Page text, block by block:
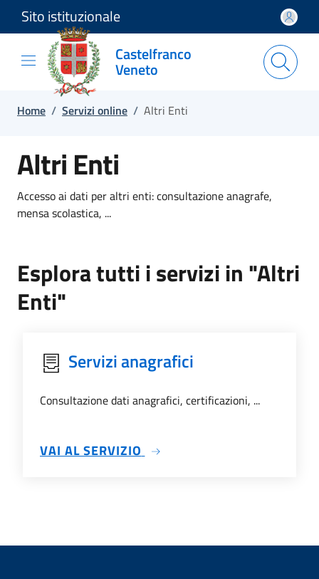
Salta e vai al contenuto
Salta e vai al footer
Sito istituzionale
Castelfranco
Veneto
Home / Servizi online / Altri Enti
Altri Enti
Accesso ai dati per altri enti: consultazione anagrafe,
mensa scolastica, ...
Esplora tutti i servizi in "Altri
Enti"
Servizi anagrafici
Consultazione dati anagrafici, certificazioni, ...
VAI AL SERVIZIO SU SERVIZI ANAGRAFICI